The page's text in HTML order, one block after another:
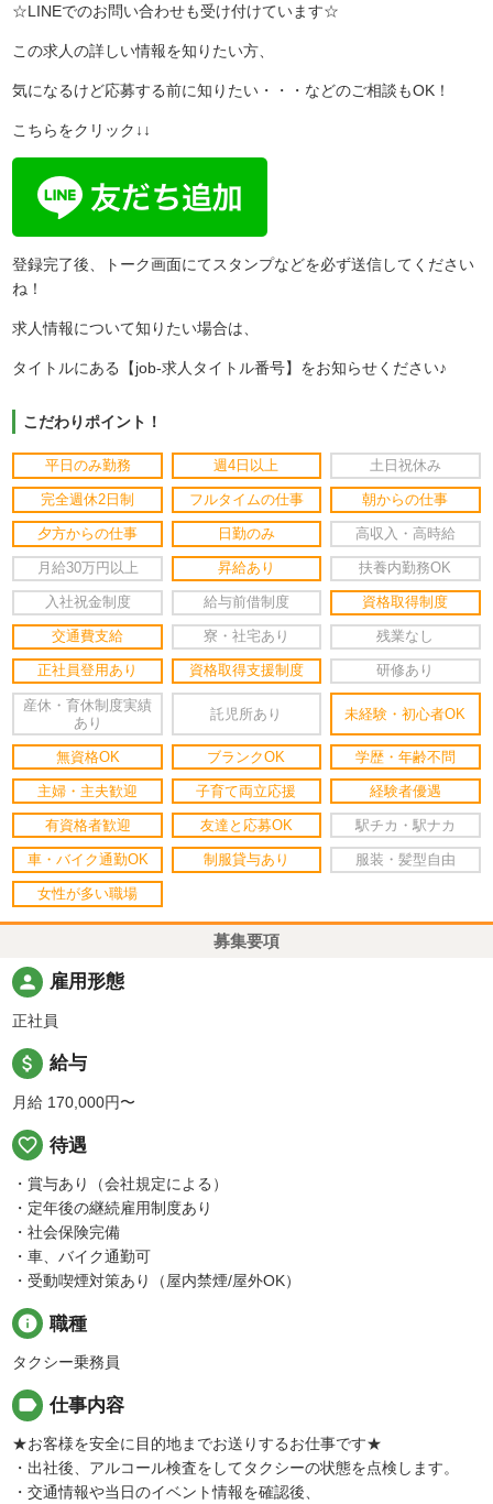
☆LINEでのお問い合わせも受け付けています☆
この求人の詳しい情報を知りたい方、
気になるけど応募する前に知りたい・・・などのご相談もOK！
こちらをクリック↓↓
登録完了後、トーク画面にてスタンプなどを必ず送信してください
ね！
求人情報について知りたい場合は、
タイトルにある【job-求人タイトル番号】をお知らせください♪
こだわりポイント！
平日のみ勤務 週4日以上 土日祝休み
完全週休2日制 フルタイムの仕事 朝からの仕事
夕方からの仕事 日勤のみ 高収入・高時給
月給30万円以上 昇給あり 扶養内勤務OK
入社祝金制度 給与前借制度 資格取得制度
交通費支給 寮・社宅あり 残業なし
正社員登用あり 資格取得支援制度 研修あり
産休・育休制度実績
あり
託児所あり 未経験・初心者OK
無資格OK ブランクOK 学歴・年齢不問
主婦・主夫歓迎 子育て両立応援 経験者優遇
有資格者歓迎 友達と応募OK 駅チカ・駅ナカ
車・バイク通勤OK 制服貸与あり 服装・髪型自由
女性が多い職場
募集要項
person 雇用形態
正社員
attach_money 給与
月給 170,000円〜
favorite_border 待遇
・賞与あり（会社規定による）
・定年後の継続雇用制度あり
・社会保険完備
・車、バイク通勤可
・受動喫煙対策あり（屋内禁煙/屋外OK）
info 職種
タクシー乗務員
label 仕事内容
★お客様を安全に目的地までお送りするお仕事です★
・出社後、アルコール検査をしてタクシーの状態を点検します。
・交通情報や当日のイベント情報を確認後、